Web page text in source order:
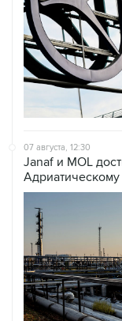
07 августа, 12:30
Janaf и MOL